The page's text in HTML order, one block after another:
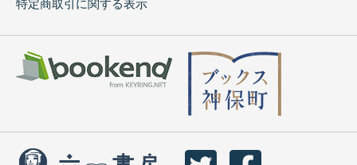
特定商取引に関する表示